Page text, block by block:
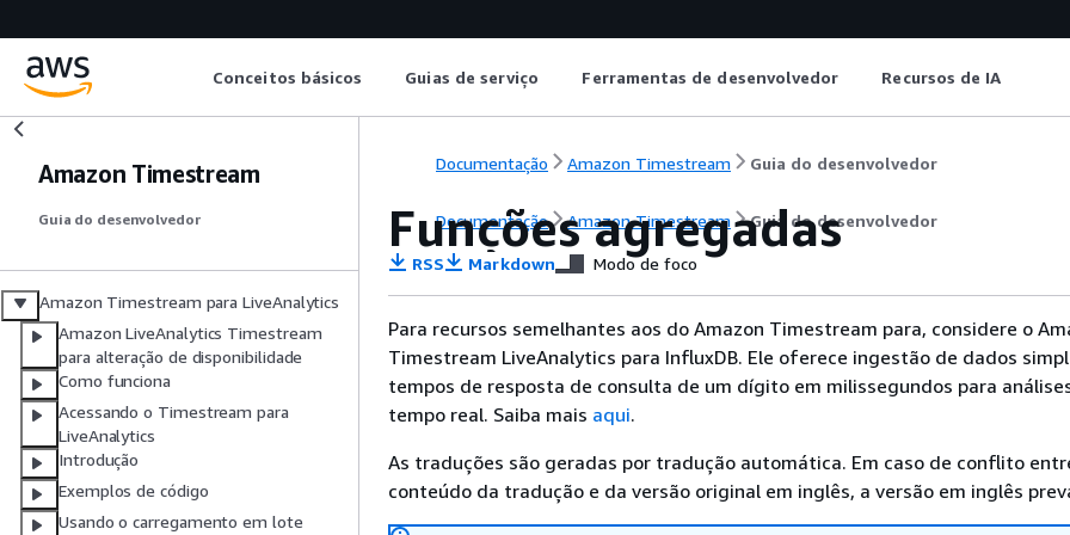
Conceitos básicos Guias de serviço Ferramentas de desenvolvedor Recursos de IA
Amazon Timestream
Guia do desenvolvedor
Amazon Timestream para LiveAnalytics
Amazon LiveAnalytics Timestream
para alteração de disponibilidade
Como funciona
Acessando o Timestream para
LiveAnalytics
Introdução
Exemplos de código
Usando o carregamento em lote
Documentação Amazon Timestream Guia do desenvolvedor
Documentação Amazon Timestream Guia do desenvolvedor
Funções agregadas
RSS Markdown Modo de foco
Para recursos semelhantes aos do Amazon Timestream para, considere o
Timestream LiveAnalytics para InfluxDB. Ele oferece ingestão de dados
tempos de resposta de consulta de um dígito em milissegundos para
tempo real. Saiba mais aqui.
As traduções são geradas por tradução automática. Em caso de conflito
conteúdo da tradução e da versão original em inglês, a versão em inglês